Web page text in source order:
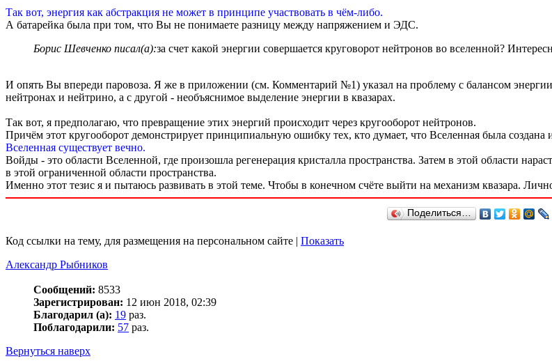
Так вот, энергия как абстракция не может в принципе участвовать в чём-либо.
А батарейка была при том, что Вы не понимаете разницу между напряжением и ЭДС.
Борис Шевченко писал(а):за счет какой энергии совершается круговорот нейтронов во вселенной?
И опять Вы впереди паровоза. Я же в приложении (см. Комментарий №1) указал на проблему с балансом
нейтронах и нейтрино, а с другой - необъяснимое выделение энергии в квазарах.
Так вот, я предполагаю, что превращение этих энергий происходит через кругооборот нейтронов.
Причём этот кругооборот демонстрирует принципиальную ошибку тех, кто думает, что Вселенная была создана
Вселенная существует вечно.
Войды - это области Вселенной, где произошла регенерация кристалла пространства. Затем в этой области
в этой ограниченной области пространства.
Именно этот тезис я и пытаюсь развивать в этой теме. Чтобы в конечном счёте выйти на механизм квазара.
Поделиться…
Код ссылки на тему, для размещения на персональном сайте | Показать
Александр Рыбников
Сообщений: 8533
Зарегистрирован: 12 июн 2018, 02:39
Благодарил (а): 19 раз.
Поблагодарили: 57 раз.
Вернуться наверх